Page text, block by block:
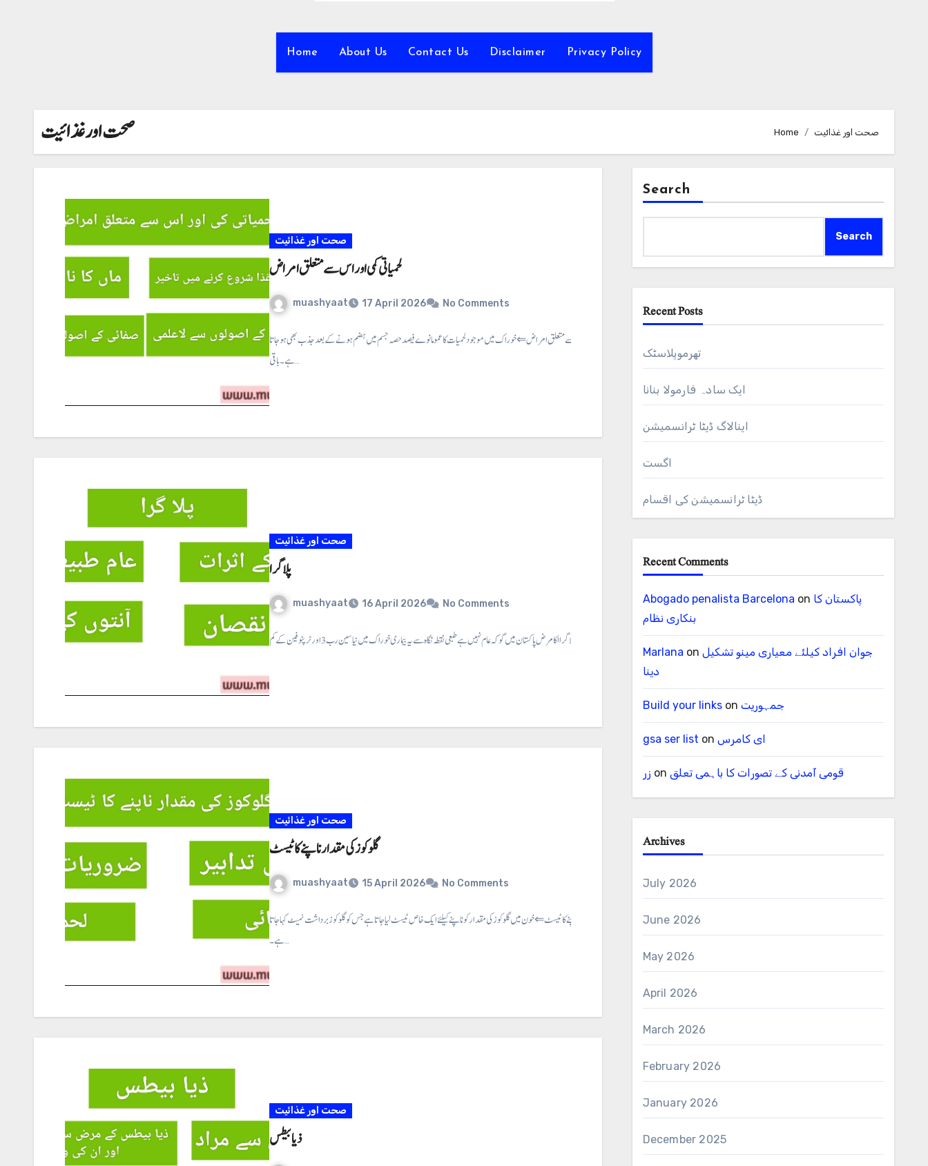
Home About Us Contact Us Disclaimer Privacy Policy
صحت اور غذائیت Home صحت اور غذائیت
صحت اور غذائیت
لحمیاتی کمی اور اس سے متعلق امراض
muashyaat 17 April 2026 No Comments
لحمیاتی کمی اور اس سے متعلق امراض ⇐ خوراک میں موجود لحمیات کا عموما نوے فیصد حصہ جسم میں ہضم ہونے کے بعد جذب بھی ہو جاتا
ہے ۔ باقی…
صحت اور غذائیت
پلا گرا
muashyaat 16 April 2026 No Comments
صحت اور غذائیت
گلوکوز کی مقدار ناپنے کا ٹیسٹ
muashyaat 15 April 2026 No Comments
گلوکوز کی مقدار ناپنے کا ٹیسٹ ⇐ خون میں گلوکوز کی مقدار کو ناپنے کیلئے ایک خاص ٹیسٹ لیا جاتا ہے جس کو گلوکوز برداشت نمیٹ کہا جاتا
ہے ۔…
صحت اور غذائیت
ذیا بیطس
Search
Search
Recent Posts
تھرموپلاسٹک
ایک سادہ فارمولا بنانا
اینالاگ ڈیٹا ٹرانسمیشن
اگست
ڈیٹا ٹرانسمیشن کی اقسام
Recent Comments
Abogado penalista Barcelona on پاکستان کا
بنکاری نظام
Marlana on جوان افراد کیلئے معیاری مینو تشکیل
دینا
Build your linkson جمہوریت
gsa ser list on ای کامرس
زر on قومی آمدنی کے تصورات کا باہمی تعلق
Archives
July 2026
June 2026
May 2026
April 2026
March 2026
February 2026
January 2026
December 2025